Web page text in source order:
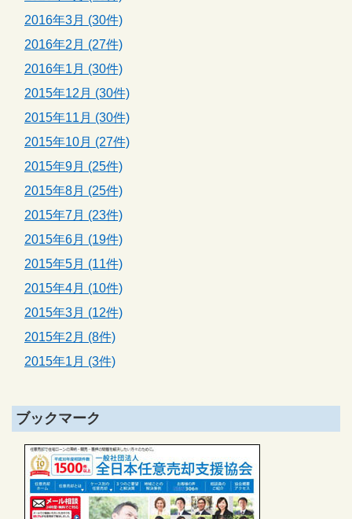
2016年3月 (30件)
2016年2月 (27件)
2016年1月 (30件)
2015年12月 (30件)
2015年11月 (30件)
2015年10月 (27件)
2015年9月 (25件)
2015年8月 (25件)
2015年7月 (23件)
2015年6月 (19件)
2015年5月 (11件)
2015年4月 (10件)
2015年3月 (12件)
2015年2月 (8件)
2015年1月 (3件)
ブックマーク